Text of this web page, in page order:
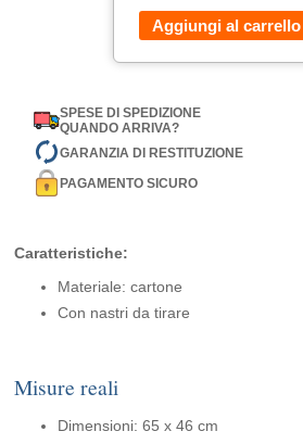
Aggiungi al carrello
SPESE DI SPEDIZIONE
QUANDO ARRIVA?
GARANZIA DI RESTITUZIONE
PAGAMENTO SICURO
Caratteristiche:
Materiale: cartone
Con nastri da tirare
Misure reali
Dimensioni: 65 x 46 cm